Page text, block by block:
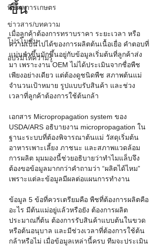
พืชผลการเกษตร
ข่าวสาร/บทความ
โปรโมชั่น
อบรมให้ความรู้
ขึ้น
เมื่อลูกค้าต้องการทราบราคา ระยะเวลา หรือ
ความเป็นไปได้ของการผลิตต้นเนื้อเยื่อ คำตอบที่
แม่นยำขึ้นมักขึ้นอยู่กับข้อมูลเริ่มต้นที่ลูกค้าส่ง
มา เพราะงาน OEM ไม่ได้ประเมินจากชื่อพืช
เพียงอย่างเดียว แต่ต้องดูชนิดพืช สภาพต้นแม่
จำนวนเป้าหมาย รูปแบบรับสินค้า และช่วง
เวลาที่ลูกค้าต้องการใช้ต้นกล้า
เอกสาร Micropropagation system ของ
USDA/ARS อธิบายงาน micropropagation ใน
ฐานะระบบที่ต้องพิจารณาต้นแม่ วัสดุเริ่มต้น
อาหารเพาะเลี้ยง ภาชนะ และสภาพแวดล้อม
การผลิต มุมมองนี้ช่วยอธิบายว่าทำไมแล็บจึง
ต้องขอข้อมูลมากกว่าคำถามว่า “ผลิตได้ไหม”
เพราะแต่ละข้อมูลมีผลต่อแผนการทำงาน
ข้อมูล 5 ข้อที่ควรเตรียมคือ พืชที่ต้องการผลิตคือ
อะไร มีต้นแม่อยู่แล้วหรือยัง ต้องการผลิต
ประมาณกี่ต้น ต้องการรับสินค้าแบบต้นในขวด
หรือต้นอนุบาล และมีช่วงเวลาที่ต้องการใช้ต้น
กล้าหรือไม่ เมื่อข้อมูลเหล่านี้ครบ ทีมจะประเมิน